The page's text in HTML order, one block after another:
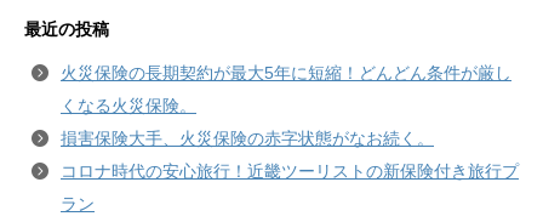
最近の投稿
火災保険の長期契約が最大5年に短縮！どんどん条件が厳し
くなる火災保険。
損害保険大手、火災保険の赤字状態がなお続く。
コロナ時代の安心旅行！近畿ツーリストの新保険付き旅行プ
ラン